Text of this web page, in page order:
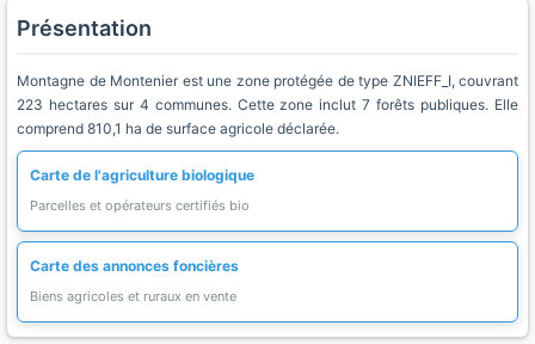
Présentation
Montagne de Montenier est une zone protégée de type ZNIEFF_I, couvrant
223 hectares sur 4 communes. Cette zone inclut 7 forêts publiques. Elle
comprend 810,1 ha de surface agricole déclarée.
Carte de l'agriculture biologique
Parcelles et opérateurs certifiés bio
Carte des annonces foncières
Biens agricoles et ruraux en vente